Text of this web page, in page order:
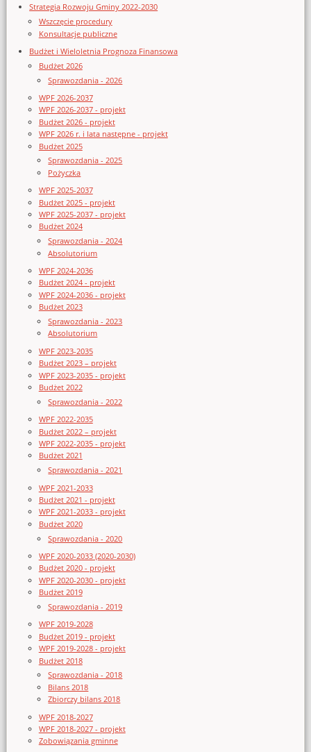
Strategia Rozwoju Gminy 2022-2030
Wszczęcie procedury
Konsultacje publiczne
Budżet i Wieloletnia Prognoza Finansowa
Budżet 2026
Sprawozdania - 2026
WPF 2026-2037
WPF 2026-2037 - projekt
Budżet 2026 - projekt
WPF 2026 r. i lata następne - projekt
Budżet 2025
Sprawozdania - 2025
Pożyczka
WPF 2025-2037
Budżet 2025 - projekt
WPF 2025-2037 - projekt
Budżet 2024
Sprawozdania - 2024
Absolutorium
WPF 2024-2036
Budżet 2024 - projekt
WPF 2024-2036 - projekt
Budżet 2023
Sprawozdania - 2023
Absolutorium
WPF 2023-2035
Budżet 2023 – projekt
WPF 2023-2035 - projekt
Budżet 2022
Sprawozdania - 2022
WPF 2022-2035
Budżet 2022 – projekt
WPF 2022-2035 - projekt
Budżet 2021
Sprawozdania - 2021
WPF 2021-2033
Budżet 2021 - projekt
WPF 2021-2033 - projekt
Budżet 2020
Sprawozdania - 2020
WPF 2020-2033 (2020-2030)
Budżet 2020 - projekt
WPF 2020-2030 - projekt
Budżet 2019
Sprawozdania - 2019
WPF 2019-2028
Budżet 2019 - projekt
WPF 2019-2028 - projekt
Budżet 2018
Sprawozdania - 2018
Bilans 2018
Zbiorczy bilans 2018
WPF 2018-2027
WPF 2018-2027 - projekt
Zobowiązania gminne